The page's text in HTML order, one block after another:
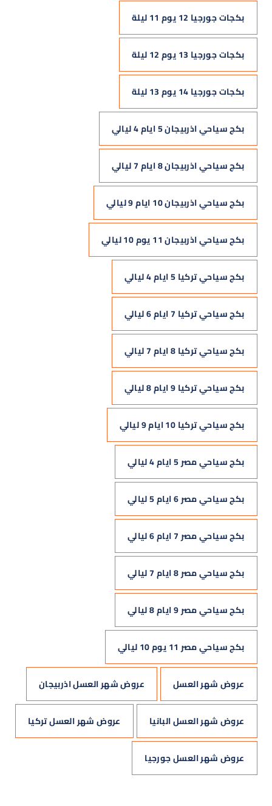
بكجات جورجيا 12 يوم 11 ليلة
بكجات جورجيا 13 يوم 12 ليلة
بكجات جورجيا 14 يوم 13 ليلة
بكج سياحي اذربيجان 5 ايام 4 ليالي
بكج سياحي اذربيجان 8 ايام 7 ليالي
بكج سياحي اذربيجان 10 ايام 9 ليالي
بكج سياحي اذربيجان 11 يوم 10 ليالي
بكج سياحي تركيا 5 ايام 4 ليالي
بكج سياحي تركيا 7 ايام 6 ليالي
بكج سياحي تركيا 8 ايام 7 ليالي
بكج سياحي تركيا 9 ايام 8 ليالي
بكج سياحي تركيا 10 ايام 9 ليالي
بكج سياحي مصر 5 ايام 4 ليالي
بكج سياحي مصر 6 ايام 5 ليالي
بكج سياحي مصر 7 ايام 6 ليالي
بكج سياحي مصر 8 ايام 7 ليالي
بكج سياحي مصر 9 ايام 8 ليالي
بكج سياحي مصر 11 يوم 10 ليالي
عروض شهر العسل عروض شهر العسل اذربيجان
عروض شهر العسل البانيا عروض شهر العسل تركيا
عروض شهر العسل جورجيا